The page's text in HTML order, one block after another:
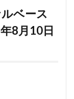
ベース
8月10日